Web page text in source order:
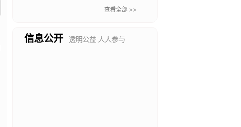
查看全部 >>
信息公开 透明公益 人人参与